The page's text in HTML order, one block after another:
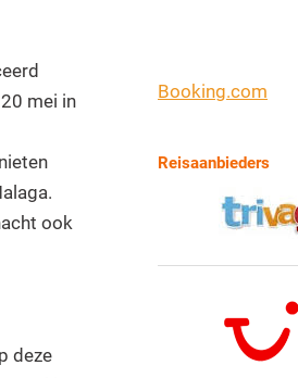
mei in
ook
deze
Booking.com
Reisaanbieders